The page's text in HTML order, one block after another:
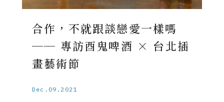
合作，不就跟談戀愛一樣嗎
── 專訪酉鬼啤酒 × 台北插
畫藝術節
Dec.09.2021